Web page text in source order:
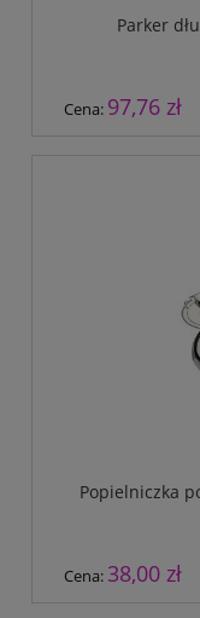
Parker
Cena: 97,76 zł
Popielniczka
Cena: 38,00 zł